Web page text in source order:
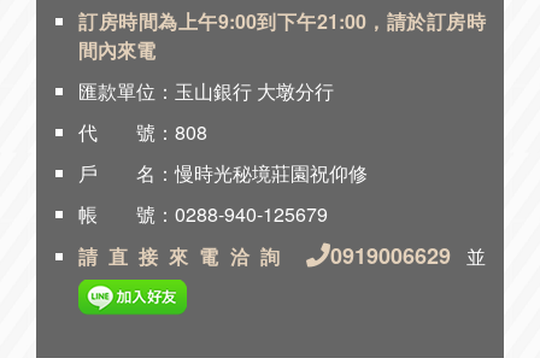
訂房時間為上午9:00到下午21:00，請於訂房時
間內來電
匯款單位：玉山銀行 大墩分行
代 號：808
戶 名：慢時光秘境莊園祝仰修
帳 號：0288-940-125679
請直接來電洽詢
0919006629並